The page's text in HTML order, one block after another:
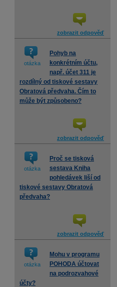
zobrazit odpověď
otázka
Pohyb na
konkrétním účtu,
např. účet 311 je
rozdílný od tiskové sestavy
Obratová předvaha. Čím to
může být způsobeno?
zobrazit odpověď
otázka
Proč se tisková
sestava Kniha
pohledávek liší od
tiskové sestavy Obratová
předvaha?
zobrazit odpověď
otázka
Mohu v programu
POHODA účtovat
na podrozvahové
účty?